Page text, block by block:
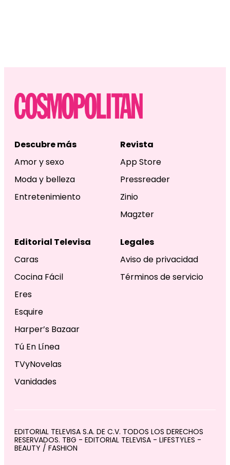
Descubre más
Amor y sexo
Moda y belleza
Entretenimiento
Revista
App Store
Pressreader
Zinio
Magzter
Editorial Televisa
Caras
Cocina Fácil
Eres
Esquire
Harper’s Bazaar
Tú En Línea
TVyNovelas
Vanidades
Legales
Aviso de privacidad
Términos de servicio
EDITORIAL TELEVISA S.A. DE C.V. TODOS LOS DERECHOS
RESERVADOS. TBG - EDITORIAL TELEVISA - LIFESTYLES -
BEAUTY / FASHION